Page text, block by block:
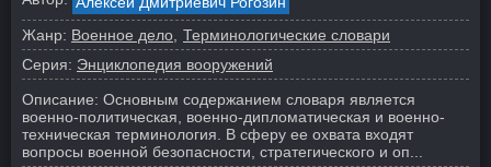
Жанр: Военное дело Терминологические словари
Серия: Энциклопедия вооружений
Описание: Основным содержанием словаря является
военно-политическая, военно-дипломатическая и военно-
техническая терминология. В сферу ее охвата входят
вопросы военной безопасности, стратегического и оп...